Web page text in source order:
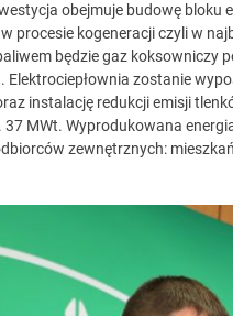
obejmuje budowę bloku
procesie kogeneracji czyli w
będzie gaz koksowniczy
Elektrociepłownia zostanie
instalację redukcji emisji
37 MWt. Wyprodukowana
zewnętrznych: